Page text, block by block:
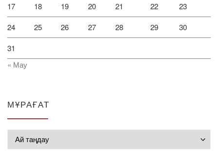
17 18 19 20 21 22 23
24 25 26 27 28 29 30
31
« Мау
МҰРАҒАТ